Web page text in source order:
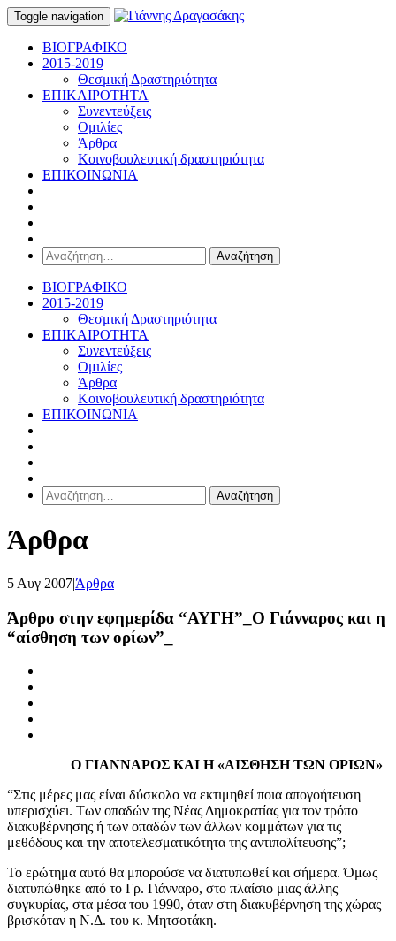
Toggle navigation
ΒΙΟΓΡΑΦΙΚΟ
2015-2019
Θεσμική Δραστηριότητα
ΕΠΙΚΑΙΡΟΤΗΤΑ
Συνεντεύξεις
Ομιλίες
Άρθρα
Κοινοβουλευτική δραστηριότητα
ΕΠΙΚΟΙΝΩΝΙΑ
Αναζήτηση
για:
ΒΙΟΓΡΑΦΙΚΟ
2015-2019
Θεσμική Δραστηριότητα
ΕΠΙΚΑΙΡΟΤΗΤΑ
Συνεντεύξεις
Ομιλίες
Άρθρα
Κοινοβουλευτική δραστηριότητα
ΕΠΙΚΟΙΝΩΝΙΑ
Αναζήτηση
για:
Άρθρα
5 Αυγ 2007|Άρθρα
Άρθρο στην εφημερίδα “ΑΥΓΗ”_Ο Γιάνναρος και η
“αίσθηση των ορίων”_
Ο ΓΙΑΝΝΑΡΟΣ ΚΑΙ Η «ΑΙΣΘΗΣΗ ΤΩΝ ΟΡΙΩΝ»
“Στις μέρες μας είναι δύσκολο να εκτιμηθεί ποια απογοήτευση
υπερισχύει. Των οπαδών της Νέας Δημοκρατίας για τον τρόπο
διακυβέρνησης ή των οπαδών των άλλων κομμάτων για τις
μεθόδους και την αποτελεσματικότητα της αντιπολίτευσης”;
Το ερώτημα αυτό θα μπορούσε να διατυπωθεί και σήμερα. Όμως
διατυπώθηκε από το Γρ. Γιάνναρο, στο πλαίσιο μιας άλλης
συγκυρίας, στα μέσα του 1990, όταν στη διακυβέρνηση της χώρας
βρισκόταν η Ν.Δ. του κ. Μητσοτάκη.